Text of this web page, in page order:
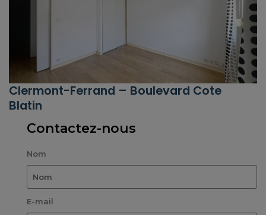
Clermont-Ferrand – Boulevard Cote
Blatin
Contactez-nous
Nom
E-mail